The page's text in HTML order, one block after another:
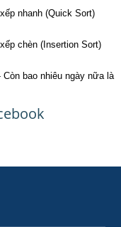
nhanh (Quick Sort)
chèn (Insertion Sort)
bao nhiêu ngày nữa là